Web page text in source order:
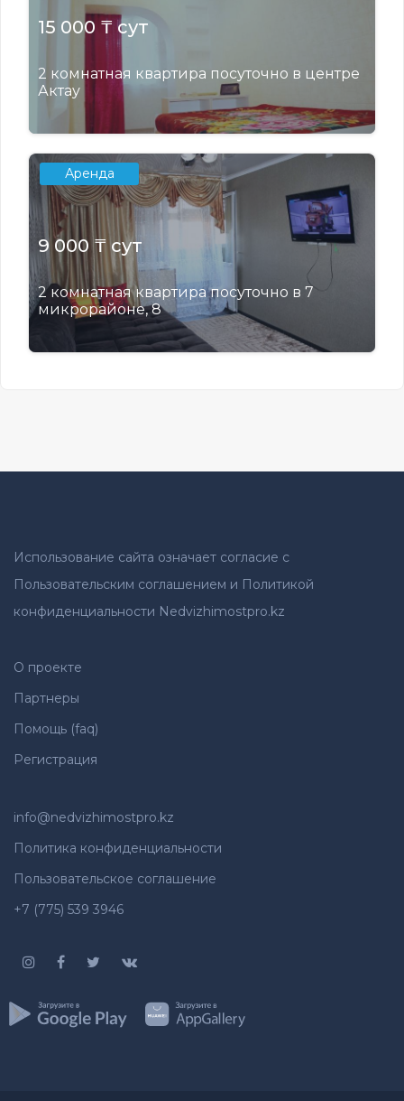
15 000 ₸ сут
2 комнатная квартира посуточно в центре
Актау
Аренда
9 000 ₸ сут
2 комнатная квартира посуточно в 7
микрорайоне, 8
Использование сайта означает согласие с
Пользовательским соглашением и Политикой
конфиденциальности Nedvizhimostpro.kz
О проекте
Партнеры
Помощь (faq)
Регистрация
info@nedvizhimostpro.kz
Политика конфиденциальности
Пользовательское соглашение
+7 (775) 539 3946